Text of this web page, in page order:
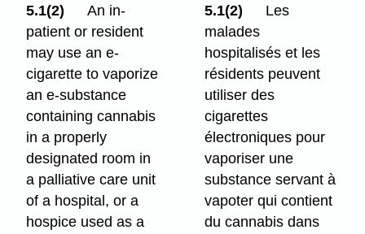
5.1(2)
An in-
patient or resident
may use an e-
cigarette to vaporize
an e-substance
containing cannabis
in a properly
designated room in
a palliative care unit
of a hospital, or a
hospice used as a
5.1(2)
Les
malades
hospitalisés et les
résidents peuvent
utiliser des
cigarettes
électroniques pour
vaporiser une
substance servant à
vapoter qui contient
du cannabis dans